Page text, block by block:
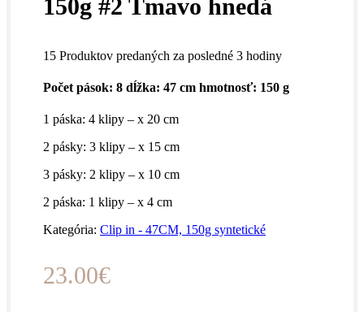
150g #2 Tmavo hnedá
15 Produktov predaných za posledné 3 hodiny
Počet pások: 8 dĺžka: 47 cm hmotnosť: 150 g
1 páska: 4 klipy – x 20 cm
2 pásky: 3 klipy – x 15 cm
3 pásky: 2 klipy – x 10 cm
2 páska: 1 klipy – x 4 cm
Kategória: Clip in - 47CM, 150g syntetické
23.00€